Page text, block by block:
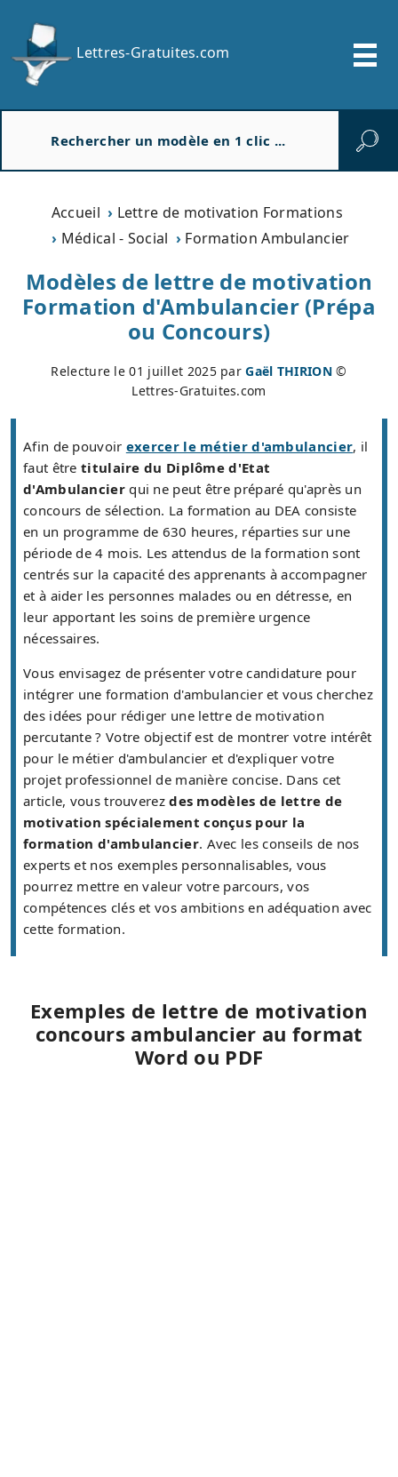
Lettres-Gratuites.com
Accueil
Lettre de motivation Formations
Médical - Social
Formation Ambulancier
Modèles de lettre de motivation
Formation d'Ambulancier (Prépa
ou Concours)
Relecture le01 juillet 2025parGaël THIRION©
Lettres-Gratuites.com
Afin de pouvoir exercer le métier d'ambulancier, il
faut être titulaire du Diplôme d'Etat
d'Ambulancierqui ne peut être préparé qu'après un
concours de sélection. La formation au DEA consiste
en un programme de 630 heures, réparties sur une
période de 4 mois. Les attendus de la formation sont
centrés sur la capacité des apprenants à accompagner
et à aider les personnes malades ou en détresse, en
leur apportant les soins de première urgence
nécessaires.
Vous envisagez de présenter votre candidature pour
intégrer une formation d'ambulancier et vous cherchez
des idées pour rédiger une lettre de motivation
percutante ? Votre objectif est de montrer votre intérêt
pour le métier d'ambulancier et d'expliquer votre
projet professionnel de manière concise. Dans cet
article, vous trouverezdes modèles de lettre de
motivation spécialement conçus pour la
formation d'ambulancier. Avec les conseils de nos
experts et nos exemples personnalisables, vous
pourrez mettre en valeur votre parcours, vos
compétences clés et vos ambitions en adéquation avec
cette formation.
Exemples de lettre de motivation
concours ambulancier au format
Word ou PDF